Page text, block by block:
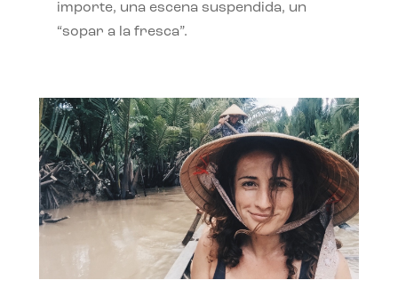
importe, una escena suspendida, un
“sopar a la fresca”.